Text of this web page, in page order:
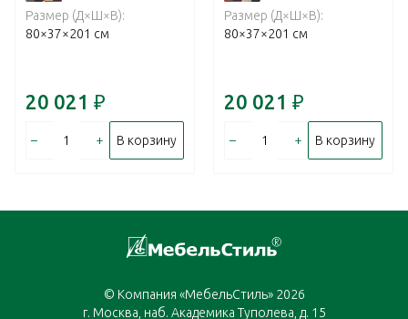
Размер (Д×Ш×В):
80×37×201 см
20 021 ₽
– + В корзину
Размер (Д×Ш×В):
80×37×201 см
20 021 ₽
– + В корзину
© Компания «МебельСтиль» 2026
г. Москва, наб. Академика Туполева, д. 15